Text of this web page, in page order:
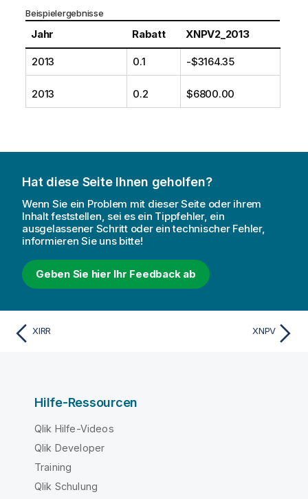
Beispielergebnisse
Jahr Rabatt XNPV2_2013
2013 0.1 -$3164.35
2013 0.2 $6800.00
Hat diese Seite Ihnen geholfen?
Wenn Sie ein Problem mit dieser Seite oder ihrem
Inhalt feststellen, sei es ein Tippfehler, ein
ausgelassener Schritt oder ein technischer Fehler,
informieren Sie uns bitte!
Geben Sie hier Ihr Feedback ab
XIRR XNPV
Hilfe-Ressourcen
Qlik Hilfe-Videos
Qlik Developer
Training
Qlik Schulung